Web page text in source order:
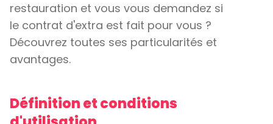
restauration et vous vous demandez si
le contrat d'extra est fait pour vous ?
Découvrez toutes ses particularités et
avantages.
Définition et conditions